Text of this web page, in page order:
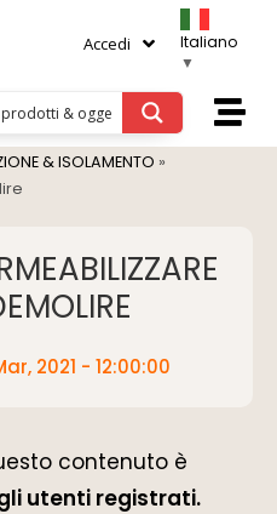
Accedi
Italiano
▼
& ISOLAMENTO »
2021 - 12:00:00
contenuto è
utenti registrati.